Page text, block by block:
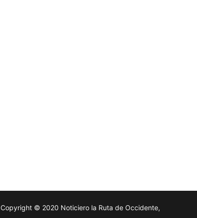
Copyright © 2020 Noticiero la Ruta de Occidente,